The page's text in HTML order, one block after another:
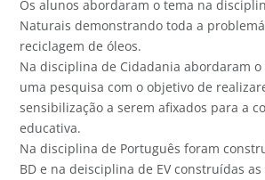
Os alunos abordaram o tema na
Naturais demonstrando toda a
reciclagem de óleos.
Na disciplina de Cidadania abordaram o
uma pesquisa com o objetivo de
sensibilização a serem afixados para a
educativa.
Na disciplina de Português foram
BD e na deisciplina de EV construídas